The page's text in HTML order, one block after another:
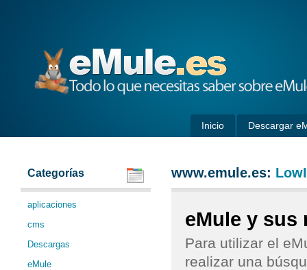
Inicio Descargar
Categorías
aplicaciones
cms
Descargas
eMule
www.emule.es:
eMule y sus
Para utilizar el
realizar una